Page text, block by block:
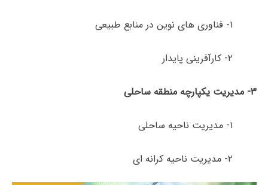
۱- فناوری های نوین در منابع طبیعی
۲- کارآفرینی پایدار
۳- مدیریت یکپارچه منطقه ساحلی
۱- مدیریت ناحیه ساحلی
۲- مدیریت ناحیه کرانه ای